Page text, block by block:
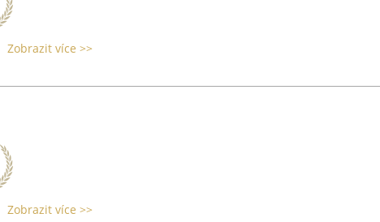
Zobrazit více >>
Zobrazit více >>